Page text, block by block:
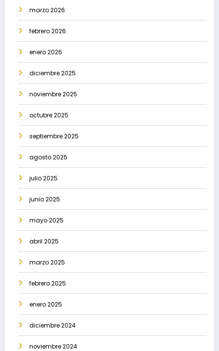
marzo 2026
febrero 2026
enero 2026
diciembre 2025
noviembre 2025
octubre 2025
septiembre 2025
agosto 2025
julio 2025
junio 2025
mayo 2025
abril 2025
marzo 2025
febrero 2025
enero 2025
diciembre 2024
noviembre 2024